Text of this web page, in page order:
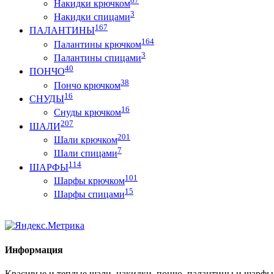
Накидки крючком
Накидки спицами3
ПАЛАНТИНЫ167
Палантины крючком164
Палантины спицами3
ПОНЧО40
Пончо крючком38
СНУДЫ16
Снуды крючком16
ШАЛИ207
Шали крючком201
Шали спицами7
ШАРФЫ114
Шарфы крючком101
Шарфы спицами15
Информация